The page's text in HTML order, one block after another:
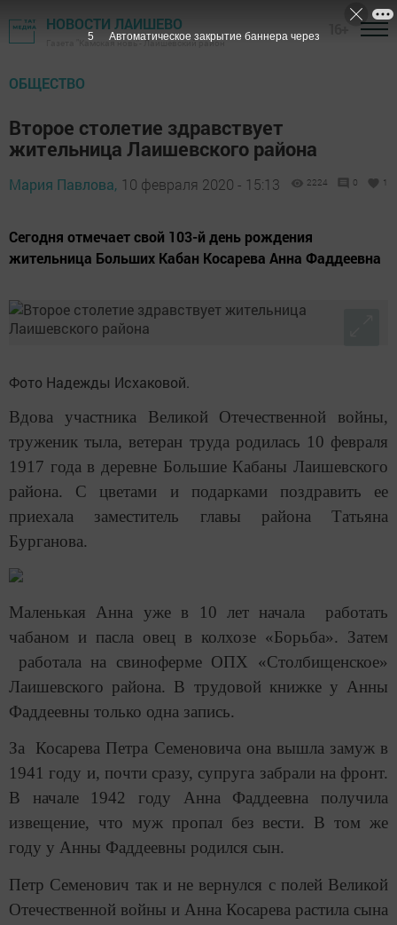
НОВОСТИ ЛАИШЕВО
Газета "Камская новь"- Лаишевский район
ОБЩЕСТВО
Второе столетие здравствует
жительница Лаишевского района
Мария Павлова, 10 февраля 2020 - 15:13 2224 0 1
Сегодня отмечает свой 103-й день рождения
жительница Больших Кабан Косарева Анна Фаддеевна
Фото Надежды Исхаковой.
Вдова участника Великой Отечественной войны,
труженик тыла, ветеран труда родилась 10 февраля
1917 года в деревне Большие Кабаны Лаишевского
района. С цветами и подарками поздравить ее
приехала заместитель главы района Татьяна
Бурганова.
Маленькая Анна уже в 10 лет начала работать
чабаном и пасла овец в колхозе «Борьба». Затем
работала на свиноферме ОПХ «Столбищенское»
Лаишевского района. В трудовой книжке у Анны
Фаддеевны только одна запись.
За Косарева Петра Семеновича она вышла замуж в
1941 году и, почти сразу, супруга забрали на фронт.
В начале 1942 году Анна Фаддеевна получила
извещение, что муж пропал без вести. В том же
году у Анны Фаддеевны родился сын.
Петр Семенович так и не вернулся с полей Великой
Отечественной войны и Анна Косарева растила сына
4 Автоматическое закрытие баннера через